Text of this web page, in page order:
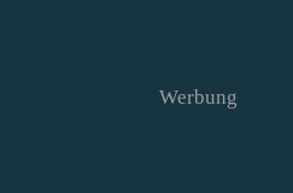
Werbung